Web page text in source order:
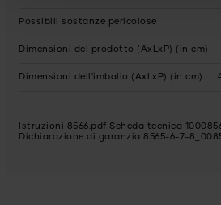
Possibili sostanze pericolose
Dimensioni del prodotto (AxLxP) (in cm)
Dimensioni dell'imballo (AxLxP) (in cm)
Istruzioni 8566.pdf Scheda tecnica
Dichiarazione di garanzia 8565-6-7-